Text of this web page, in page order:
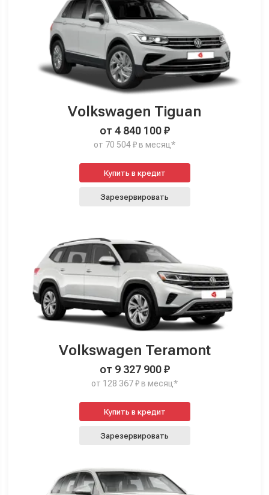
Volkswagen Tiguan
от 4 840 100 ₽
от 70 504 ₽ в месяц*
Купить в кредит
Зарезервировать
Volkswagen Teramont
от 9 327 900 ₽
от 128 367 ₽ в месяц*
Купить в кредит
Зарезервировать